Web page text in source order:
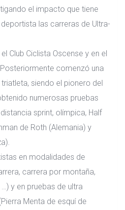
el impacto que tiene
las carreras de Ultra-
Club Ciclista Oscense y en el
Posteriormente comenzó una
siendo el pionero del
numerosas pruebas
sprint, olímpica, Half
de Roth (Alemania) y
en modalidades de
carrera por montaña,
y en pruebas de ultra
Menta de esquí de